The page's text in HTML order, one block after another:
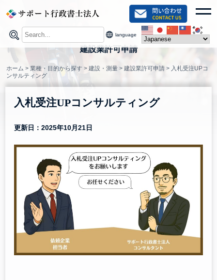
content
language
建設業許可申請
ホーム >業種・目的から探す >建設・測量 >建設業許可申請 > 入札受注UPコ
ンサルティング
入札受注UPコンサルティング
更新日：2025年10月21日